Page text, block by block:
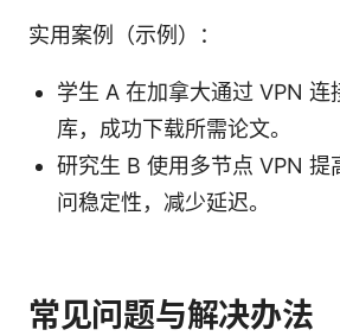
实用案例（示例）：
学生 A 在加拿大通过 VPN 连
库，成功下载所需论文。
研究生 B 使用多节点 VPN 提
问稳定性，减少延迟。
常见问题与解决办法